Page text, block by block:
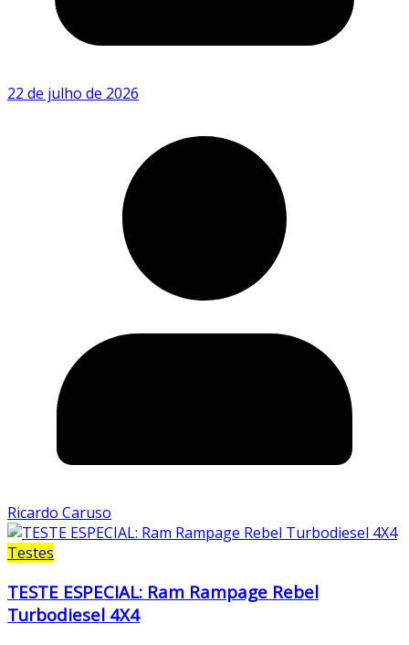
22 de julho de 2026
Ricardo Caruso
Testes
TESTE ESPECIAL: Ram Rampage Rebel
Turbodiesel 4X4